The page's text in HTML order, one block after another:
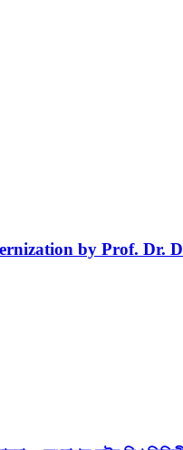
by Prof. Dr.